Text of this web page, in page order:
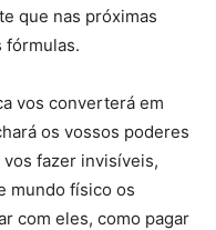
que nas próximas
fórmulas.
vos converterá em
os vossos poderes
fazer invisíveis,
mundo físico os
com eles, como pagar